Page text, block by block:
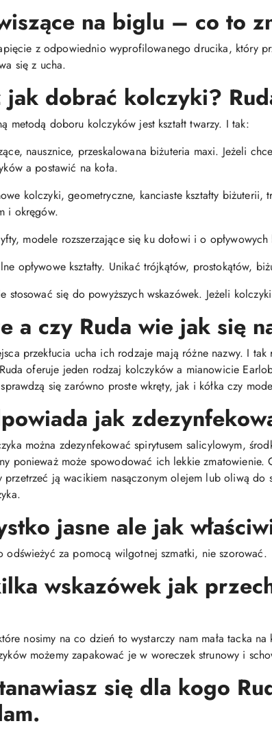
na biglu – co to
z odpowiednio wyprofilowanego drucika, który
się z ucha.
dobrać kolczyki?
metodą doboru kolczyków jest kształt twarzy. I tak:
nausznice, przeskalowana biżuteria maxi. Jeżeli
a postawić na koła.
kolczyki, geometryczne, kanciaste kształty biżuterii,
i okręgów.
modele rozszerzające się ku dołowi i o
opływowe kształty. Unikać trójkątów, prostokątów,
stosować się do powyższych wskazówek. Jeżeli
a czy Ruda wie jak się
przekłucia ucha ich rodzaje mają różne nazwy. I
oferuje jeden rodzaj kolczyków a mianowicie
się zarówno proste wkręty, jak i kółka czy
jak
można zdezynfekować spirytusem salicylowym,
ponieważ może spowodować ich lekkie zmatowienie.
przetrzeć ją wacikiem nasączonym olejem lub oliwą do
jasne ale jak
odświeżyć za pomocą wilgotnej szmatki, nie szorować.
wskazówek jak
nosimy na co dzień to wystarczy nam mała tacka
możemy zapakować je w woreczek strunowy i
się dla kogo